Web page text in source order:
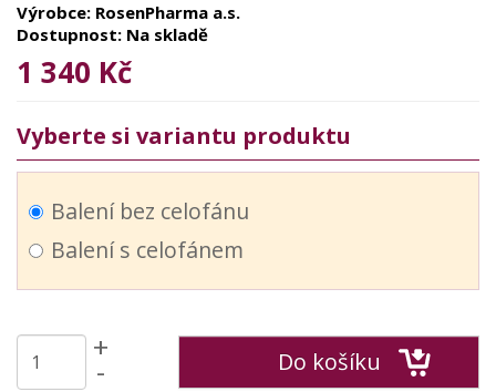
Výrobce: RosenPharma a.s.
Dostupnost: Na skladě
1 340 Kč
Vyberte si variantu produktu
Balení bez celofánu
Balení s celofánem
+
- Do košíku